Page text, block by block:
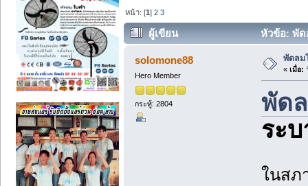
หน้า: [1]2 3
ผู้เขียน หัวข้อ: พัด
solomone88
Hero Member
กระทู้: 2804
พัดลม
« เมื่อ:
พัด
ระ
ในสภ